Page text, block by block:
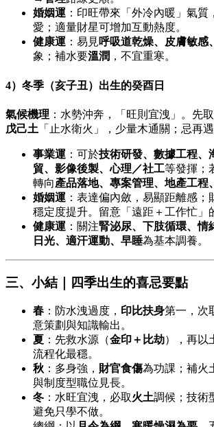
婚姻運 ：印旺帶來「外冷內暖」氣
愛；適量財星可增加互動熱度。
健康運 ：易見呼吸道乾燥、皮膚敏感
象；補水要溫潤 ，不宜重寒。
4）冬季（亥子丑）出生的癸酉日
氣候機理 ：水勢沖奔，「旺則宜洩」。先取
戊己土 「止水衛火」，少量木通關；忌再遇
事業運 ：可於技術研發、數據工程、
貿、影像後製、心理／社工等發揮；
轉向產品落地、專案管理、地產工程
婚姻運 ：表達偏內斂，易顯距離感；
穩定度提升。留意「遠距＋工作忙」
健康運 ：關注腎泌尿、下肢循環、情
日光、適汗運動、早睡為基本調養。
三、小結｜四季出生的喜忌要點
春 ：防水洩過度， 印比扶身第一，次
意策劃與知識輸出。
夏 ：先救水源（金印＋比劫），再以
流程化最穩。
秋 ：多身強， 財官食傷為功課；補火
與制度型職位見長。
冬 ：水旺宜洩，必取火土調候；技術
避免只學不做。